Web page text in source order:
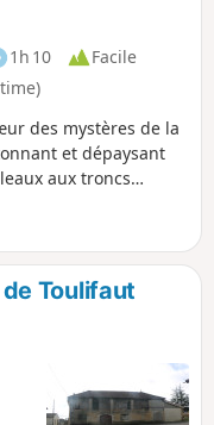
1h 10
Facile
des mystères de la
et dépaysant
aux troncs
sur routes et
vers la tourbière
à la
détaillées sur
de Toulifaut